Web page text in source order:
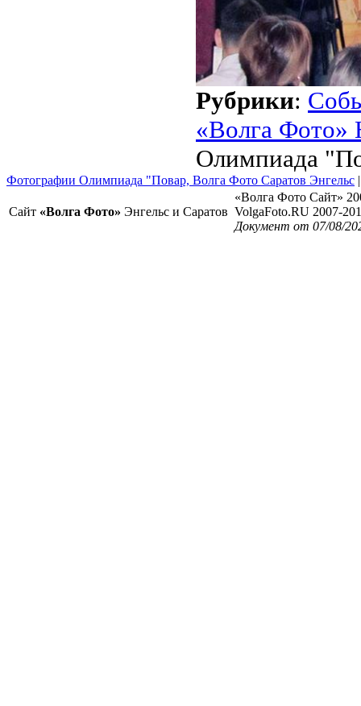
Рубрики:
«Волга Фото»
Олимпиада
Фотографии Олимпиада "Повар, Волга Фото Саратов Энгельс
Сайт «Волга Фото» Энгельс и Саратов
«Волга Фото Сайт»
VolgaFoto.RU 2007-
Документ от 07/08/